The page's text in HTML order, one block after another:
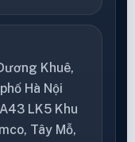
Khuê,
Hà Nội
LK5 Khu
Tây Mỗ,